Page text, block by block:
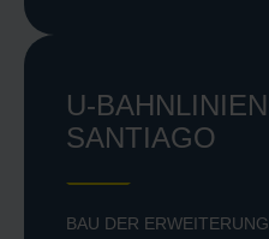
U-
SANTIAGO
BAU DER